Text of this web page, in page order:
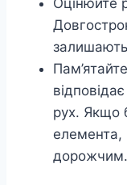
Оцінюйте
рух. Якщо
елемента,
дорожчим.